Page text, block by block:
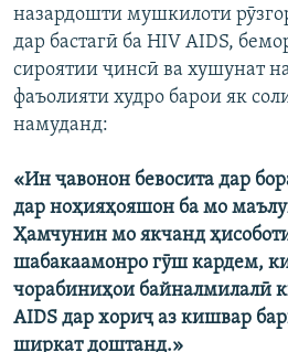
назардошти мушкилоти
дар бастагӣ ба HIV AIDS,
сироятии ҷинсӣ ва хушунат
фаъолияти худро барои як
намуданд:
«Ин ҷавонон бевосита дар
дар ноҳияҳояшон ба мо
Ҳамчунин мо якчанд
шабакаамонро гӯш кардем,
чорабиниҳои байналмилалӣ
AIDS дар хориҷ аз кишвар
ширкат доштанд.»